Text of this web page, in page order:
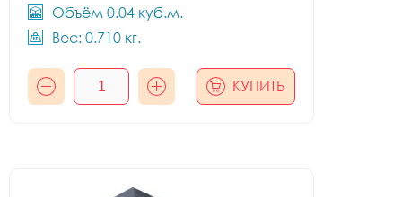
Объём 0.04 куб.м.
Вес: 0.710 кг.
КУПИТЬ